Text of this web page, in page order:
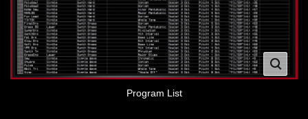
Program List